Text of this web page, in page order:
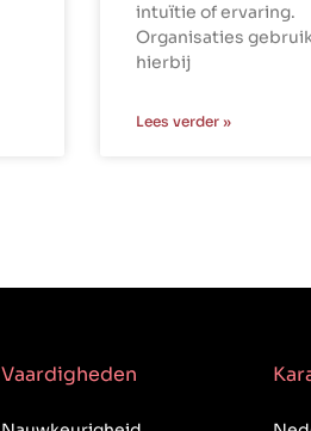
intuïtie of ervaring.
Organisaties
hierbij
Lees verder »
Vaardigheden